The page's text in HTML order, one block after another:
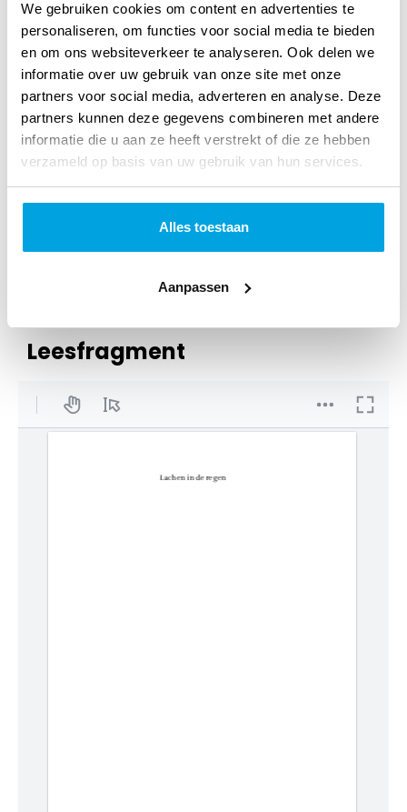
We gebruiken cookies om content en advertenties te
personaliseren, om functies voor social media te bieden
en om ons websiteverkeer te analyseren. Ook delen we
informatie over uw gebruik van onze site met onze
partners voor social media, adverteren en analyse. Deze
partners kunnen deze gegevens combineren met andere
informatie die u aan ze heeft verstrekt of die ze hebben
verzameld op basis van uw gebruik van hun services.
Alles toestaan
Aanpassen
Druk: 1
Imprint: Boekencentrum
Uitgever: VBK Media
Pastoraat
Art.nr.: 9789023926252
Verschijningsdatum: Juni 2011
Leesfragment